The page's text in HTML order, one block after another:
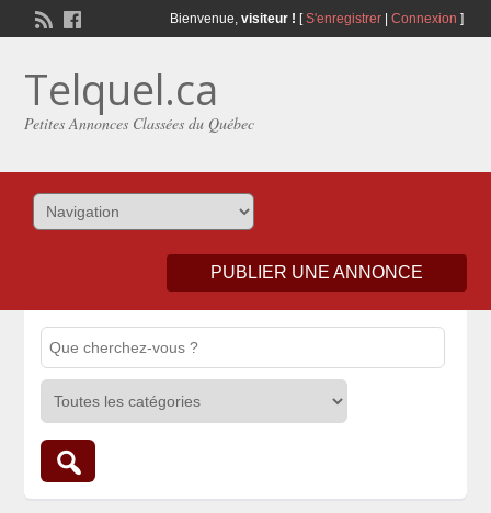
Bienvenue, visiteur ! [S'enregistrer| Connexion ]
Telquel.ca
Petites Annonces Classées du Québec
PUBLIER UNE ANNONCE